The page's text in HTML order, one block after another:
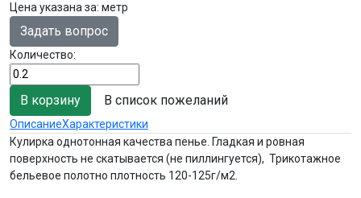
Цена указана за: метр
Задать вопрос
Количество:
В список пожеланий
ОписаниеХарактеристики
Кулирка однотонная качества пенье. Гладкая и ровная
поверхность не скатывается (не пиллингуется), Трикотажное
бельевое полотно плотность 120-125г/м2.